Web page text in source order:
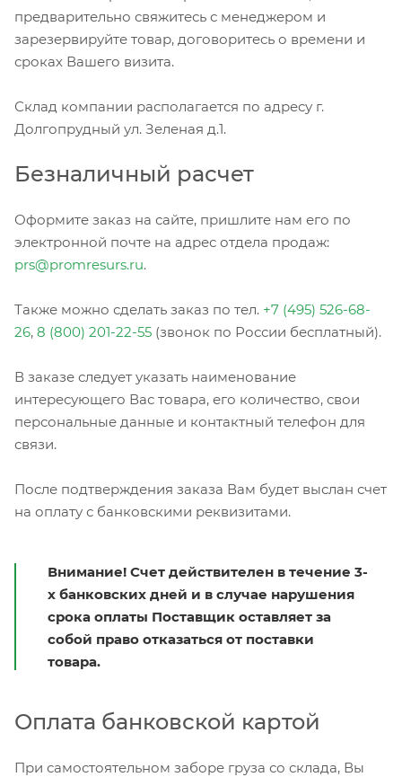
предварительно свяжитесь с менеджером и
зарезервируйте товар, договоритесь о времени и
сроках Вашего визита.
Склад компании располагается по адресу г.
Долгопрудный ул. Зеленая д.1.
Безналичный расчет
Оформите заказ на сайте, пришлите нам его по
электронной почте на адрес отдела продаж:
prs@promresurs.ru.
Также можно сделать заказ по тел. +7 (495) 526-68-
26, 8 (800) 201-22-55 (звонок по России бесплатный).
В заказе следует указать наименование
интересующего Вас товара, его количество, свои
персональные данные и контактный телефон для
связи.
После подтверждения заказа Вам будет выслан счет
на оплату с банковскими реквизитами.
Внимание! Счет действителен в течение 3-
х банковских дней и в случае нарушения
срока оплаты Поставщик оставляет за
собой право отказаться от поставки
товара.
Оплата банковской картой
При самостоятельном заборе груза со склада, Вы